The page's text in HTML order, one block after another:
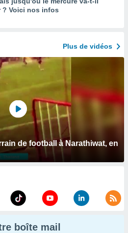
? Voici nos infos
Plus de vidéos
de football à Narathiwat, en
boîte mail